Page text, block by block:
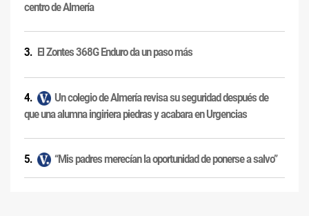
centro de Almería
El Zontes 368G Enduro da un paso más
Un colegio de Almería revisa su seguridad después de
que una alumna ingiriera piedras y acabara en Urgencias
“Mis padres merecían la oportunidad de ponerse a salvo”